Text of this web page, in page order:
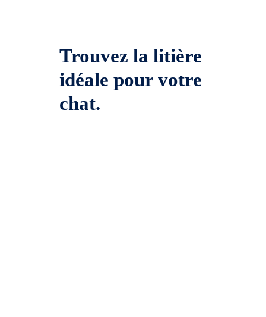
Trouvez la litière
idéale pour votre
chat.